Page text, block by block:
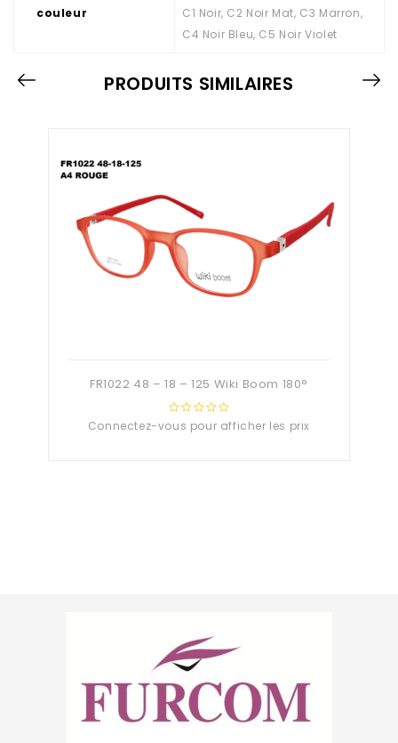
couleur
C1 Noir, C2 Noir Mat, C3 Marron,
C4 Noir Bleu, C5 Noir Violet
PRODUITS SIMILAIRES
FR1022 48 – 18 – 125 Wiki Boom 180°
0
Connectez-vous pour afficher les prix